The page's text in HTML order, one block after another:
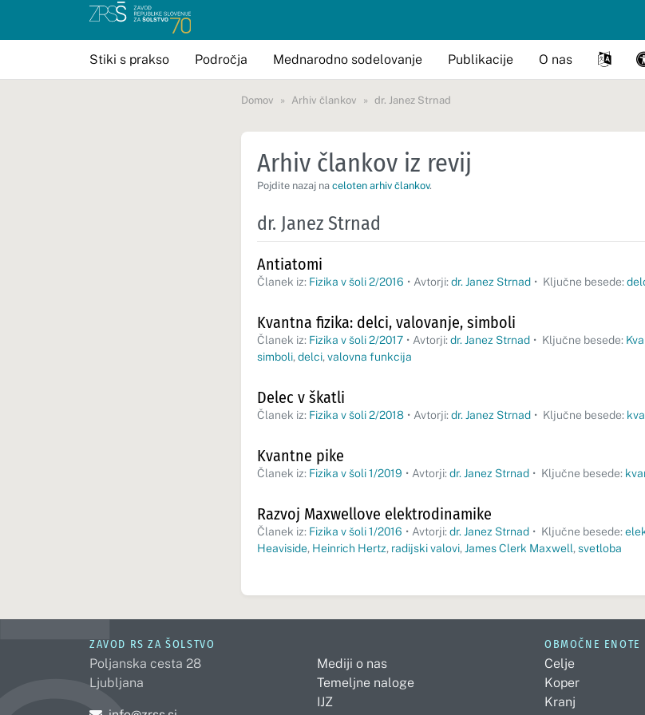
Stiki s prakso Področja Mednarodno sodelovanje Publikacije O nas
Domov Arhiv člankov dr. Janez Strnad
Arhiv člankov iz revij
Pojdite nazaj na celoten arhiv člankov.
dr. Janez Strnad
Antiatomi
Članek iz: Fizika v šoli 2/2016 • Avtorji: dr. Janez Strnad • Ključne besede:
Kvantna fizika: delci, valovanje, simboli
Članek iz: Fizika v šoli 2/2017 • Avtorji: dr. Janez Strnad • Ključne besede:
simboli, delci, valovna funkcija
Delec v škatli
Članek iz: Fizika v šoli 2/2018 • Avtorji: dr. Janez Strnad • Ključne besede:
Kvantne pike
Članek iz: Fizika v šoli 1/2019 • Avtorji: dr. Janez Strnad • Ključne besede:
Razvoj Maxwellove elektrodinamike
Članek iz: Fizika v šoli 1/2016 • Avtorji: dr. Janez Strnad • Ključne besede:
Heaviside, Heinrich Hertz, radijski valovi, James Clerk Maxwell, svetloba
ZAVOD RS ZA ŠOLSTVO
Poljanska cesta 28
Ljubljana
Mediji o nas
Temeljne naloge
IJZ
OBMOČNE ENOTE
Celje
Koper
Kranj